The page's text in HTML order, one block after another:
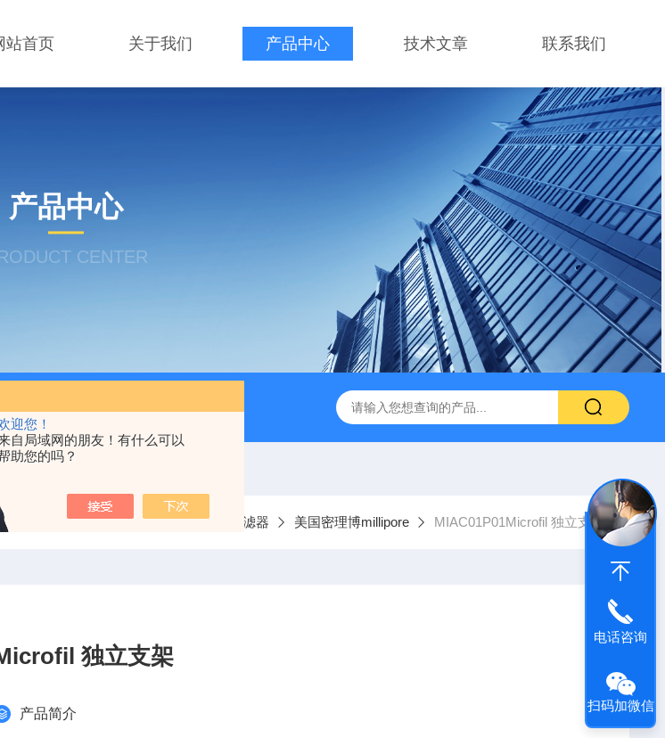
迎您！
自局域网的朋友！有什么可以
助您的吗？
站首页 关于我们 产品中心 技术文章 联系我们
产品中心
CENTER
美国Corning 384孔细胞培养板 安捷伦Agilent色谱柱清单1 产品价格
当前位置：首页 产品中心 过滤器 美国密理博millipore MIAC01P01Microfil 独立支架
独立支架
产品简介
电话咨询
扫码加微信